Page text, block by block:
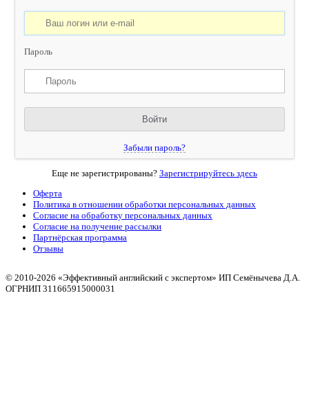
Пароль
Забыли пароль?
Еще не зарегистрированы? Зарегистрируйтесь здесь
Оферта
Политика в отношении обработки персональных данных
Согласие на обработку персональных данных
Согласие на получение рассылки
Партнёрская программа
Отзывы
© 2010-2026 «Эффективный английский с экспертом» ИП Семёнычева Д.А.
ОГРНИП 311665915000031